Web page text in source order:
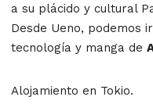
a su plácido y cultural
Desde Ueno, podemos
tecnología y manga de
Alojamiento en Tokio.